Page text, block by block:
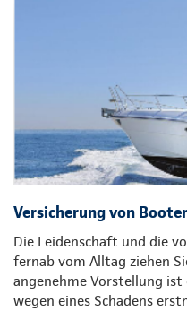
Versicherung von
Die Leidenschaft und die
fernab vom Alltag ziehen
angenehme Vorstellung ist
wegen eines Schadens